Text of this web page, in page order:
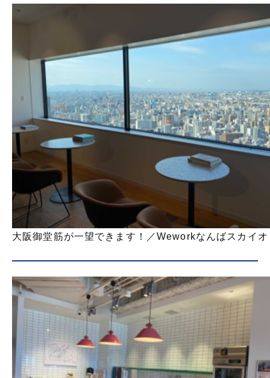
大阪御堂筋が一望できます！／Weworkなんばスカイオ